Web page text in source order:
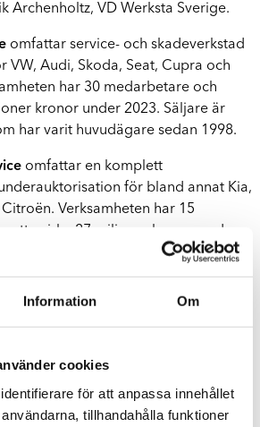
Information Om
cookies
för att anpassa innehållet
tillhandahålla funktioner
Archenholtz, VD Werksta Sverige.
omfattar service- och skadeverkstad
VW, Audi, Skoda, Seat, Cupra och
har 30 medarbetare och
kronor under 2023. Säljare är
har varit huvudägare sedan 1998.
omfattar en komplett
för bland annat Kia,
Verksamheten har 15
cirka 27 miljoner kronor under
Bjurvén, som har drivit
2014.